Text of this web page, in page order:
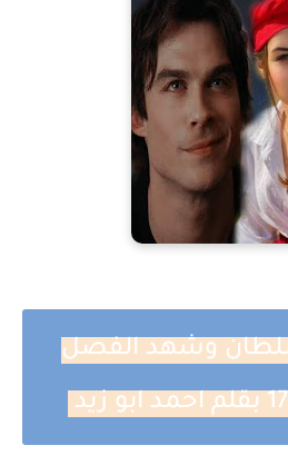
سلطان وشهد الفصل